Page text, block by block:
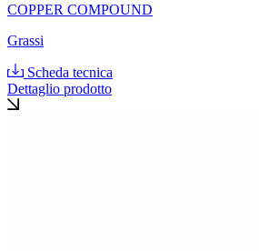
COPPER COMPOUND
Grassi
Scheda tecnica
Dettaglio prodotto